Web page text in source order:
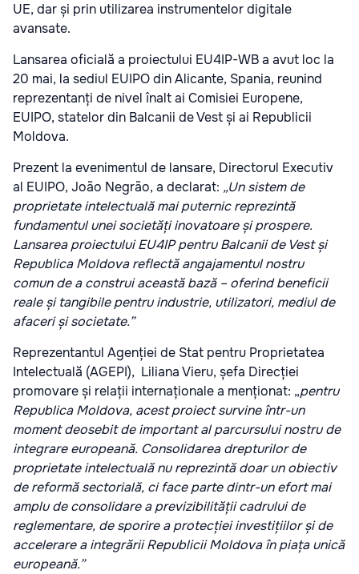
UE, dar și prin utilizarea instrumentelor digitale
avansate.
Lansarea oficială a proiectului EU4IP-WB a avut loc la
20 mai, la sediul EUIPO din Alicante, Spania, reunind
reprezentanți de nivel înalt ai Comisiei Europene,
EUIPO, statelor din Balcanii de Vest și ai Republicii
Moldova.
Prezent la evenimentul de lansare, Directorul Executiv
al EUIPO, João Negrão, a declarat: „Un sistem de
proprietate intelectuală mai puternic reprezintă
fundamentul unei societăți inovatoare și prospere.
Lansarea proiectului EU4IP pentru Balcanii de Vest și
Republica Moldova reflectă angajamentul nostru
comun de a construi această bază – oferind beneficii
reale și tangibile pentru industrie, utilizatori, mediul de
afaceri și societate.”
Reprezentantul Agenției de Stat pentru Proprietatea
Intelectuală (AGEPI), Liliana Vieru, șefa Direcției
promovare și relații internaționale a menționat: „pentru
Republica Moldova, acest proiect survine într-un
moment deosebit de important al parcursului nostru de
integrare europeană. Consolidarea drepturilor de
proprietate intelectuală nu reprezintă doar un obiectiv
de reformă sectorială, ci face parte dintr-un efort mai
amplu de consolidare a previzibilității cadrului de
reglementare, de sporire a protecției investițiilor și de
accelerare a integrării Republicii Moldova în piața unică
europeană.”